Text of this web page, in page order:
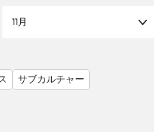
11月
サブカルチャー